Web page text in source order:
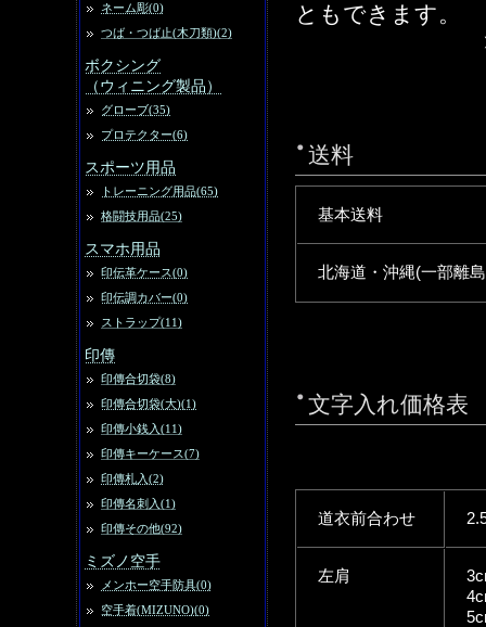
ネーム彫(0)
つば・つば止(木刀類)(2)
ボクシング
（ウィニング製品）
グローブ(35)
プロテクター(6)
スポーツ用品
トレーニング用品(65)
格闘技用品(25)
スマホ用品
印伝革ケース(0)
印伝調カバー(0)
ストラップ(11)
印傳
印傳合切袋(8)
印傳合切袋(大)(1)
印傳小銭入(11)
印傳キーケース(7)
印傳札入(2)
印傳名刺入(1)
印傳その他(92)
ミズノ空手
メンホー空手防具(0)
空手着(MIZUNO)(0)
ともできます。
送料
基本送料
北海道・沖縄(一部離
文字入れ価格表
道衣前合わせ
左肩